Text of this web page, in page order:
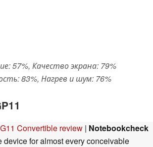
57%, Качество экрана: 79%
83%, Нагрев и шум: 76%
Convertible review | Notebookcheck
for almost every conceivable